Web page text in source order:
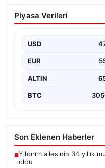
Bolu’da Vahşet:
İğrenç Olay
günlerde meydana
sakinleri derinden
Piyasa Verileri
USD
EUR
ALTIN
BTC
Son Eklenen Haberler
■Yıldırım ailesinin 34 yıllık
oldu